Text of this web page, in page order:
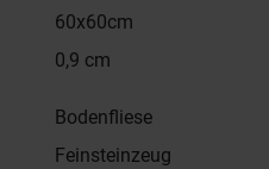
60x60cm
0,9 cm
Bodenfliese
Feinsteinzeug